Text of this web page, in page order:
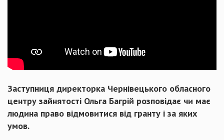
Заступниця директорка Чернівецького обласного
центру зайнятості Ольга Багрій розповідає чи має
людина право відмовитися від гранту і за яких
умов.